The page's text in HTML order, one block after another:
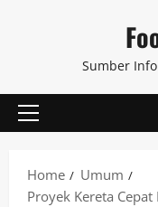
Sumber
Primary
Home
Umum
Proyek Kereta